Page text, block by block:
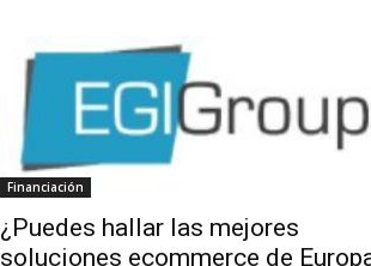
Financiación
¿Puedes hallar las mejores
soluciones ecommerce de